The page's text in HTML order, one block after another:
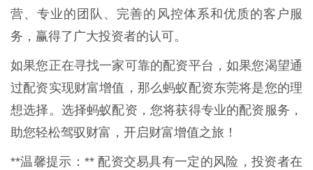
营、专业的团队、完善的风控体系和优质的客户服
务，赢得了广大投资者的认可。
如果您正在寻找一家可靠的配资平台，如果您渴望通
过配资实现财富增值，那么蚂蚁配资东莞将是您的理
想选择。选择蚂蚁配资，您将获得专业的配资服务，
助您轻松驾驭财富，开启财富增值之旅！
**温馨提示：** 配资交易具有一定的风险，投资者在